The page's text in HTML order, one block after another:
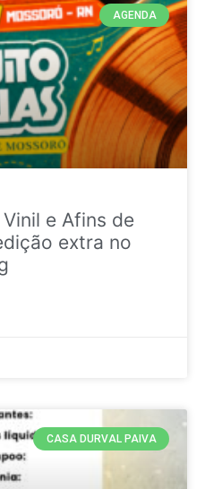
AGENDA
e Afins de
extra no
CASA DURVAL PAIVA